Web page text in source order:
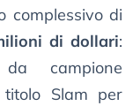
complessivo di
di dollari:
campione
Slam per